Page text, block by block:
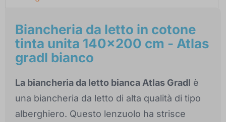
Biancheria da letto in cotone
tinta unita 140x200 cm - Atlas
gradl bianco
La biancheria da letto bianca Atlas Gradl è
una biancheria da letto di alta qualità di tipo
alberghiero. Questo lenzuolo ha strisce